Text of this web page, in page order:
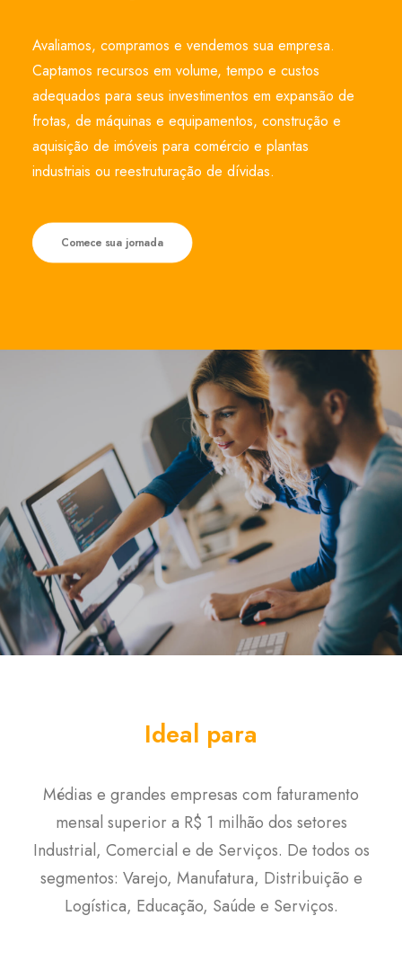
Avaliamos, compramos e vendemos sua empresa.
Captamos recursos em volume, tempo e custos
adequados para seus investimentos em expansão de
frotas, de máquinas e equipamentos, construção e
aquisição de imóveis para comércio e plantas
industriais ou reestruturação de dívidas.
Comece sua jornada
Ideal para
Médias e grandes empresas com faturamento
mensal superior a R$ 1 milhão dos setores
Industrial, Comercial e de Serviços. De todos os
segmentos: Varejo, Manufatura, Distribuição e
Logística, Educação, Saúde e Serviços.